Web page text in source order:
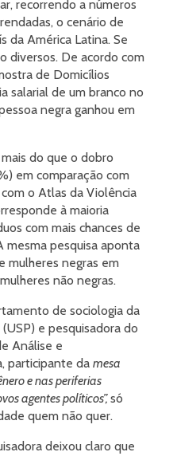
recorrendo a números
o cenário de
da América Latina. Se
diversos. De acordo com
de Domicílios
salarial de um branco no
negra ganhou em
do que o dobro
em comparação com
o Atlas da Violência
à maioria
com mais chances de
mesma pesquisa aponta
mulheres negras em
não negras.
de sociologia da
e pesquisadora do
Análise e
participante da mesa
nero e nas periferias
agentes políticos”,só
quem não quer.
deixou claro que